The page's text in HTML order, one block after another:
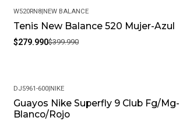
-30%
W520RN8|NEW BALANCE
Tenis New Balance 520 Mujer-Azul
$279.990$399.990
-29%
DJ5961-600|NIKE
Guayos Nike Superfly 9 Club Fg/Mg-
Blanco/Rojo